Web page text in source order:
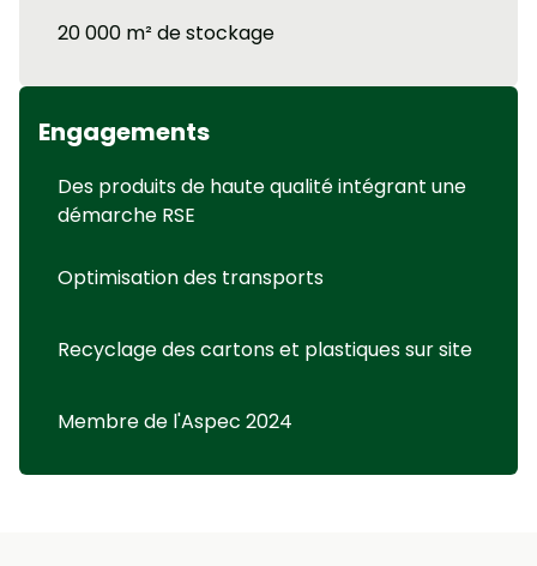
20 000 m² de stockage
Engagements
Des produits de haute qualité intégrant une
démarche RSE
Optimisation des transports
Recyclage des cartons et plastiques sur site
Membre de l'Aspec 2024